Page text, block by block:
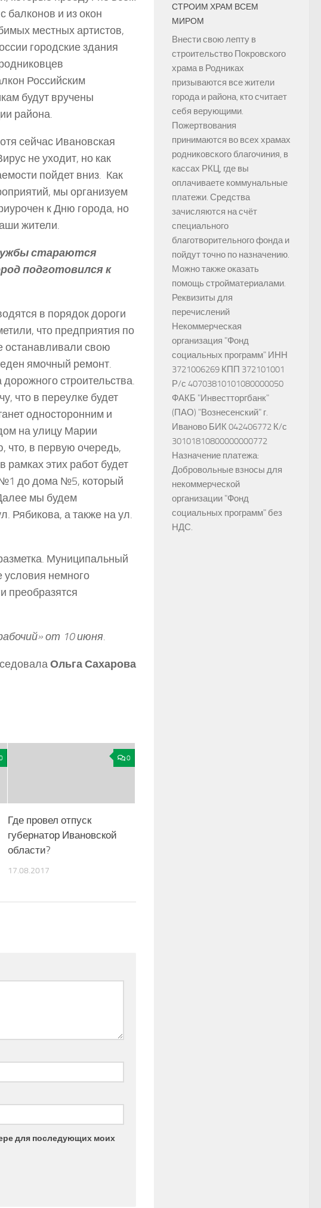
балконов и из окон
местных артистов,
городские здания
Российским
будут вручены
района.
сейчас Ивановская
не уходит, но как
пойдет вниз. Как
мы организуем
к Дню города, но
жители.
стараются
подготовился к
в порядок дороги
что предприятия по
останавливали свою
ямочный ремонт.
строительства.
что в переулке будет
односторонним и
на улицу Марии
что, в первую очередь,
этих работ будет
№1 до дома №5, который
мы будем
Рябикова, а также на ул.
Муниципальный
условия немного
преобразятся
от 10 июня.
Ольга Сахарова
0
Где провел отпуск
губернатор Ивановской
области?
17.08.2017
для последующих моих
СТРОИМ ХРАМ ВСЕМ
МИРОМ
Внести свою лепту в
строительство Покровского
храма в Родниках
призываются все жители
города и района, кто считает
себя верующими.
Пожертвования
принимаются во всех храмах
родниковского благочиния, в
кассах РКЦ, где вы
оплачиваете коммунальные
платежи. Средства
зачисляются на счёт
специального
благотворительного фонда и
пойдут точно по назначению.
Можно также оказать
помощь стройматериалами.
Реквизиты для
перечислений
Некоммерческая
организация "Фонд
социальных программ" ИНН
3721006269 КПП 372101001
Р/с 40703810101080000050
ФАКБ "Инвестторгбанк"
(ПАО) "Вознесенский" г.
Иваново БИК 042406772 К/с
30101810800000000772
Назначение платежа:
Добровольные взносы для
некоммерческой
организации "Фонд
социальных программ" без
НДС.